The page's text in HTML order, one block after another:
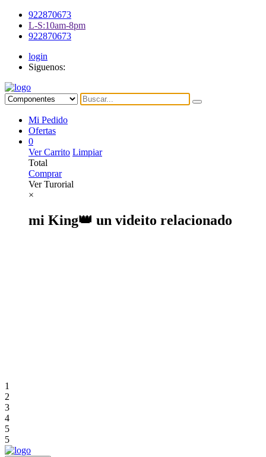
922870673
L-S:10am-8pm
922870673
login
Siguenos:
Mi Pedido
Ofertas
0
Ver Carrito Limpiar
Total
Comprar
Ver Turorial
×
mi King👑 un videito relacionado
1
2
3
4
5
5